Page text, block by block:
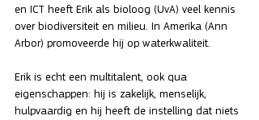
en ICT heeft Erik als bioloog (UvA) veel kennis
over biodiversiteit en milieu. In Amerika (Ann
Arbor) promoveerde hij op waterkwaliteit.
Erik is echt een multitalent, ook qua
eigenschappen: hij is zakelijk, menselijk,
hulpvaardig en hij heeft de instelling dat niets